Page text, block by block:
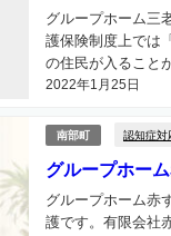
2022年1月25日
グループホーム三
護保険制度上では
の住民が入ること
南部町 認知症対
グループホー
グループホーム赤
護です。有限会社